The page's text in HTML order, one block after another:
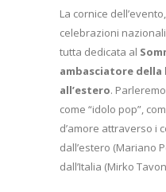
La cornice
celebrazioni
tutta dedicata al
ambasciatore
all’estero.
come “idolo pop”,
d’amore attraverso i
dall’estero (Mariano
dall’Italia (Mirko